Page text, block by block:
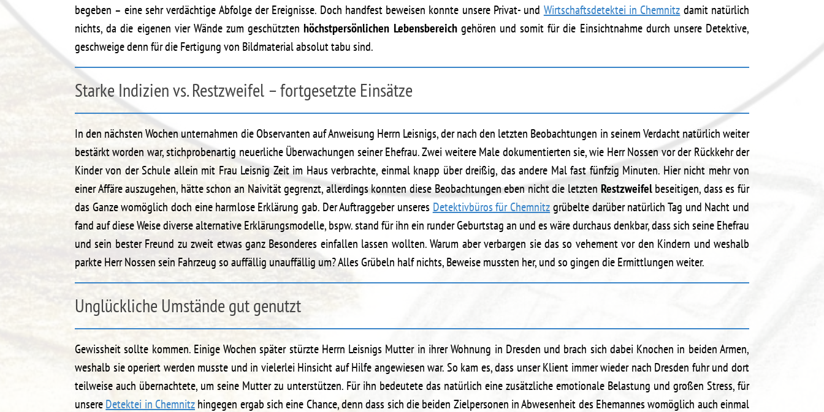
begeben – eine sehr verdächtige Abfolge der Ereignisse. Doch handfest beweisen konnte unsere Privat- und Wirtschaftsdetektei in Chemnitz damit natürlich
nichts, da die eigenen vier Wände zum geschütztenhöchstpersönlichen Lebensbereichgehören und somit für die Einsichtnahme durch unsere Detektive,
geschweige denn für die Fertigung von Bildmaterial absolut tabu sind.
Starke Indizien vs. Restzweifel – fortgesetzte Einsätze
In den nächsten Wochen unternahmen die Observanten auf Anweisung Herrn Leisnigs, der nach den letzten Beobachtungen in seinem Verdacht natürlich weiter
bestärkt worden war, stichprobenartig neuerliche Überwachungen seiner Ehefrau. Zwei weitere Male dokumentierten sie, wie Herr Nossen vor der Rückkehr der
Kinder von der Schule allein mit Frau Leisnig Zeit im Haus verbrachte, einmal knapp über dreißig, das andere Mal fast fünfzig Minuten. Hier nicht mehr von
einer Affäre auszugehen, hätte schon an Naivität gegrenzt, allerdings konnten diese Beobachtungen eben nicht die letzten Restzweifelbeseitigen, dass es für
das Ganze womöglich doch eine harmlose Erklärung gab. Der Auftraggeber unseres Detektivbüros für Chemnitzgrübelte darüber natürlich Tag und Nacht und
fand auf diese Weise diverse alternative Erklärungsmodelle, bspw. stand für ihn ein runder Geburtstag an und es wäre durchaus denkbar, dass sich seine Ehefrau
und sein bester Freund zu zweit etwas ganz Besonderes einfallen lassen wollten. Warum aber verbargen sie das so vehement vor den Kindern und weshalb
parkte Herr Nossen sein Fahrzeug so auffällig unauffällig um? Alles Grübeln half nichts, Beweise mussten her, und so gingen die Ermittlungen weiter.
Unglückliche Umstände gut genutzt
Gewissheit sollte kommen. Einige Wochen später stürzte Herrn Leisnigs Mutter in ihrer Wohnung in Dresden und brach sich dabei Knochen in beiden Armen,
weshalb sie operiert werden musste und in vielerlei Hinsicht auf Hilfe angewiesen war. So kam es, dass unser Klient immer wieder nach Dresden fuhr und dort
teilweise auch übernachtete, um seine Mutter zu unterstützen. Für ihn bedeutete das natürlich eine zusätzliche emotionale Belastung und großen Stress, für
unsereDetektei in Chemnitzhingegen ergab sich eine Chance, denn dass sich die beiden Zielpersonen in Abwesenheit des Ehemannes womöglich auch einmal